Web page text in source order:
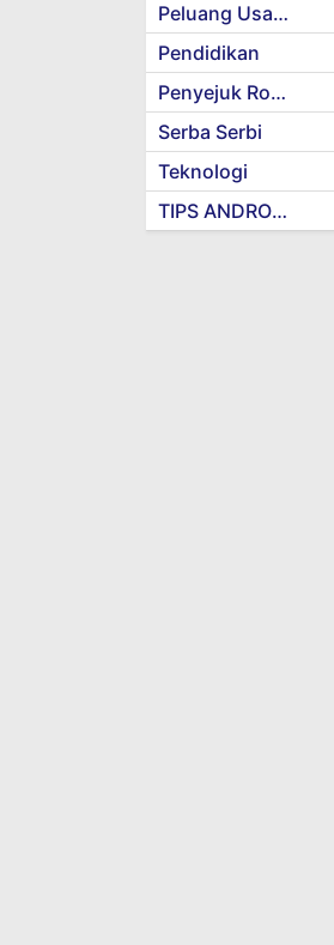
Peluang Usaha
Pendidikan
Penyejuk Rohani
Serba Serbi
Teknologi
TIPS ANDROID